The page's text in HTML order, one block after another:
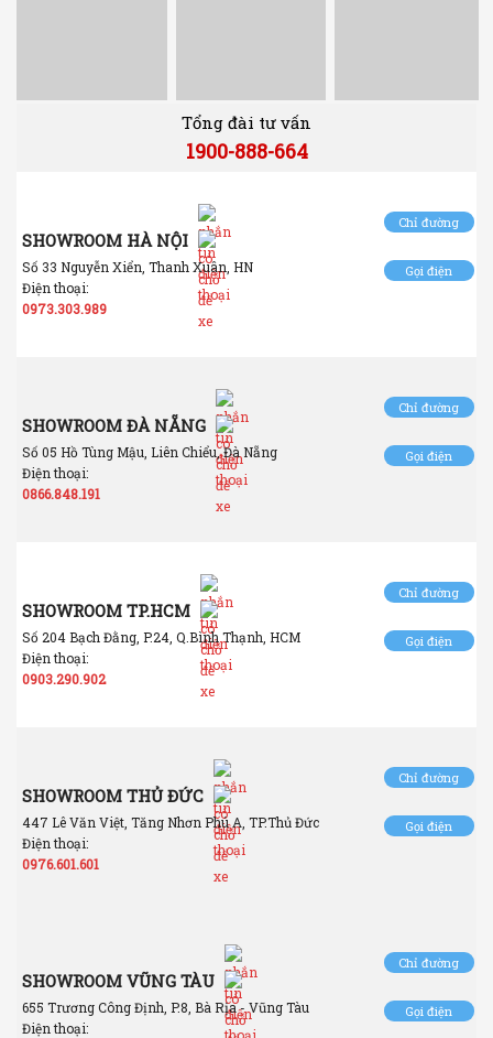
Tổng đài tư vấn
1900-888-664
SHOWROOM HÀ NỘI
Số 33 Nguyễn Xiển, Thanh Xuân, HN
Điện thoại:
0973.303.989
Chỉ đường
Gọi điện
SHOWROOM ĐÀ NẴNG
Số 05 Hồ Tùng Mậu, Liên Chiểu, Đà Nẵng
Điện thoại:
0866.848.191
Chỉ đường
Gọi điện
SHOWROOM TP.HCM
Số 204 Bạch Đằng, P.24, Q.Bình Thạnh, HCM
Điện thoại:
0903.290.902
Chỉ đường
Gọi điện
SHOWROOM THỦ ĐỨC
447 Lê Văn Việt, Tăng Nhơn Phú A, TP.Thủ Đức
Điện thoại:
0976.601.601
Chỉ đường
Gọi điện
SHOWROOM VŨNG TÀU
655 Trương Công Định, P.8, Bà Rịa - Vũng Tàu
Điện thoại:
Chỉ đường
Gọi điện